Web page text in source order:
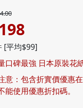
198
[平均$99]
口碑最強 日本原裝花
意：包含折實價優惠
能使用優惠折扣碼。